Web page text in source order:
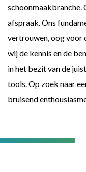
schoonmaakbranche.
afspraak. Ons
vertrouwen, oog voor
wij de kennis en de
in het bezit van de
tools. Op zoek naar
bruisend